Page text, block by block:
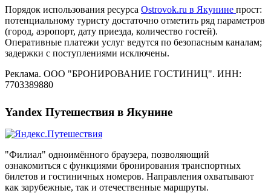
Порядок использования ресурса Ostrovok.ru в Якунине прост:
потенциальному туристу достаточно отметить ряд параметров
(город, аэропорт, дату приезда, количество гостей).
Оперативные платежи услуг ведутся по безопасным каналам;
задержки с поступлениями исключены.
Реклама. ООО "БРОНИРОВАНИЕ ГОСТИНИЦ". ИНН:
7703389880
Yandex Путешествия в Якунине
"Филиал" одноимённого браузера, позволяющий
ознакомиться с функциями бронирования транспортных
билетов и гостиничных номеров. Направления охватывают
как зарубежные, так и отечественные маршруты.